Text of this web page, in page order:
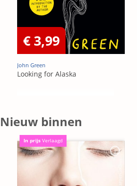
€ 3,99
John Green
Looking for Alaska
Nieuw binnen
In prijs Verlaagd